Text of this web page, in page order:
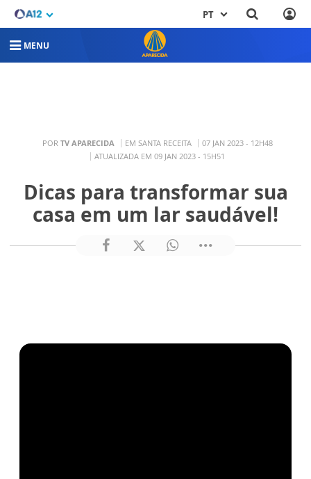
PT
MENU
POR TV APARECIDA EM SANTA RECEITA
07 JAN 2023 - 12H48
ATUALIZADA EM 09 JAN 2023 - 15H51
Dicas para transformar sua
casa em um lar saudável!